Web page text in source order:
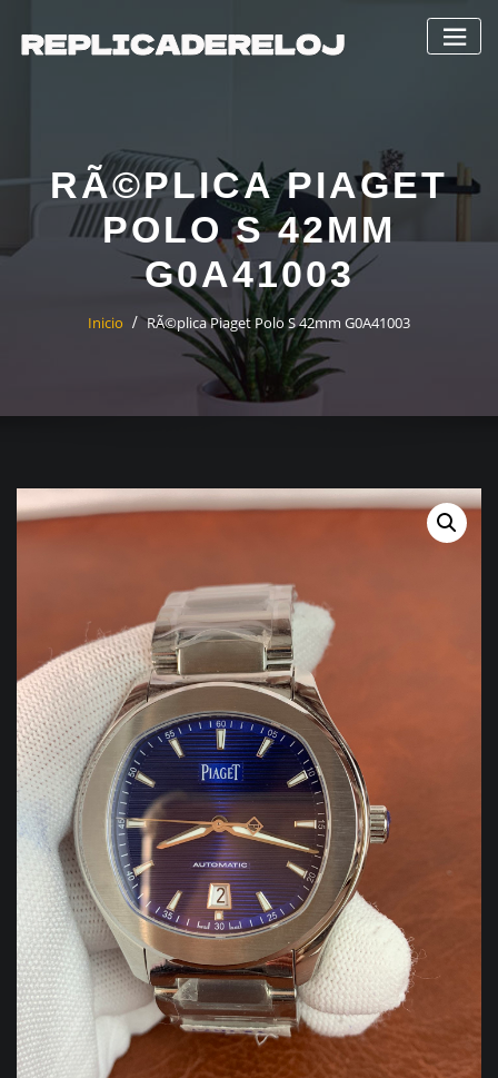
contenido
RÃ©PLICA PIAGET
POLO S 42MM
G0A41003
Inicio RÃ©plica Piaget Polo S 42mm G0A41003